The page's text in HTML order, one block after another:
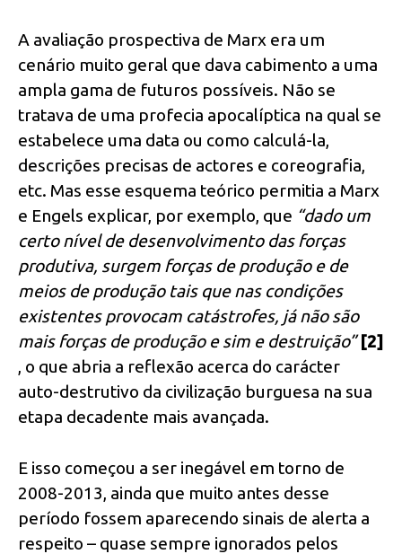
A avaliação prospectiva de Marx era um
cenário muito geral que dava cabimento a uma
ampla gama de futuros possíveis. Não se
tratava de uma profecia apocalíptica na qual se
estabelece uma data ou como calculá-la,
descrições precisas de actores e coreografia,
etc. Mas esse esquema teórico permitia a Marx
e Engels explicar, por exemplo, que “dado um
certo nível de desenvolvimento das forças
produtiva, surgem forças de produção e de
meios de produção tais que nas condições
existentes provocam catástrofes, já não são
mais forças de produção e sim e destruição”[2]
, o que abria a reflexão acerca do carácter
auto-destrutivo da civilização burguesa na sua
etapa decadente mais avançada.
E isso começou a ser inegável em torno de
2008-2013, ainda que muito antes desse
período fossem aparecendo sinais de alerta a
respeito – quase sempre ignorados pelos